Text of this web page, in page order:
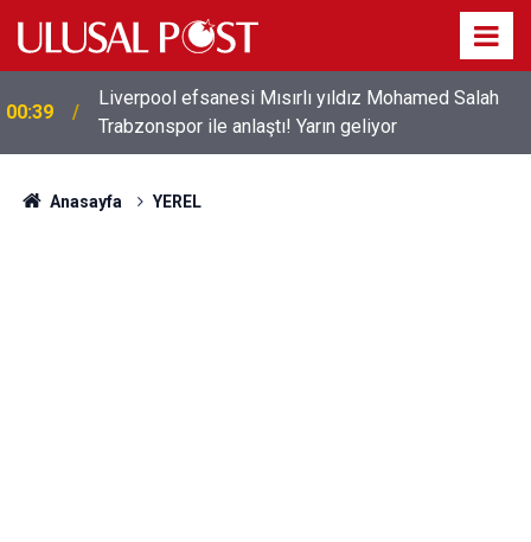
00:39
Liverpool efsanesi Mısırlı yıldız Mohamed Salah
Trabzonspor ile anlaştı! Yarın geliyor
Anasayfa YEREL